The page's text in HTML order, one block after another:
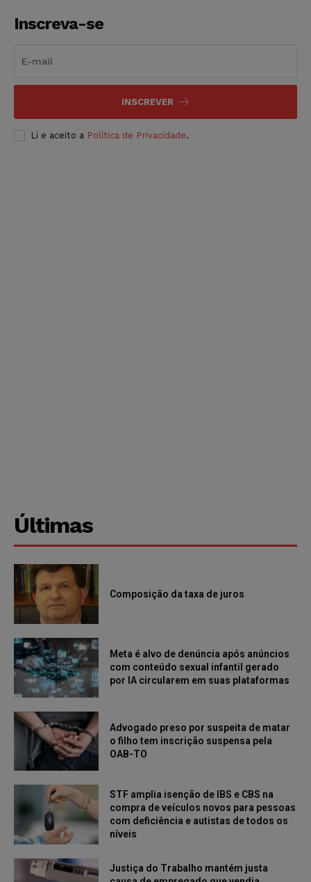
Inscreva-se
INSCREVER
Li e aceito a Política de Privacidade.
Últimas
Composição da taxa de juros
Meta é alvo de denúncia após anúncios
com conteúdo sexual infantil gerado
por IA circularem em suas plataformas
Advogado preso por suspeita de matar
o filho tem inscrição suspensa pela
OAB-TO
STF amplia isenção de IBS e CBS na
compra de veículos novos para pessoas
com deficiência e autistas de todos os
níveis
Justiça do Trabalho mantém justa